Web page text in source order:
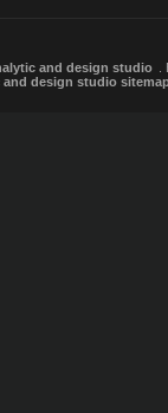
and design studio
and design studio